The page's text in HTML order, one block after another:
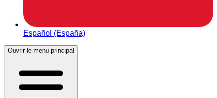
Español (España)
Ouvrir le menu principal